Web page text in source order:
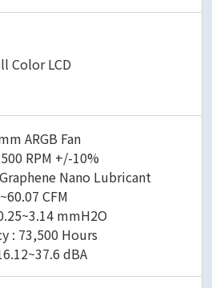
Color LCD
ARGB Fan
RPM +/-10%
Nano Lubricant
CFM
mmH2O
: 73,500 Hours
dBA